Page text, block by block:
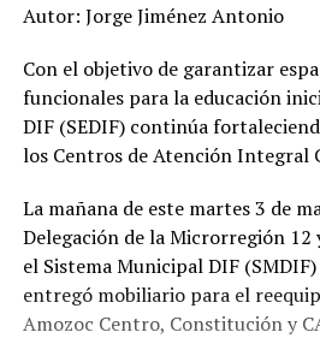
Autor: Jorge Jiménez Antonio
Con el objetivo de garantizar
funcionales para la educación
DIF (SEDIF) continúa
los Centros de Atención Integral
La mañana de este martes 3 de
Delegación de la Microrregión
el Sistema Municipal DIF
entregó mobiliario para el
Amozoc Centro, Constitución y